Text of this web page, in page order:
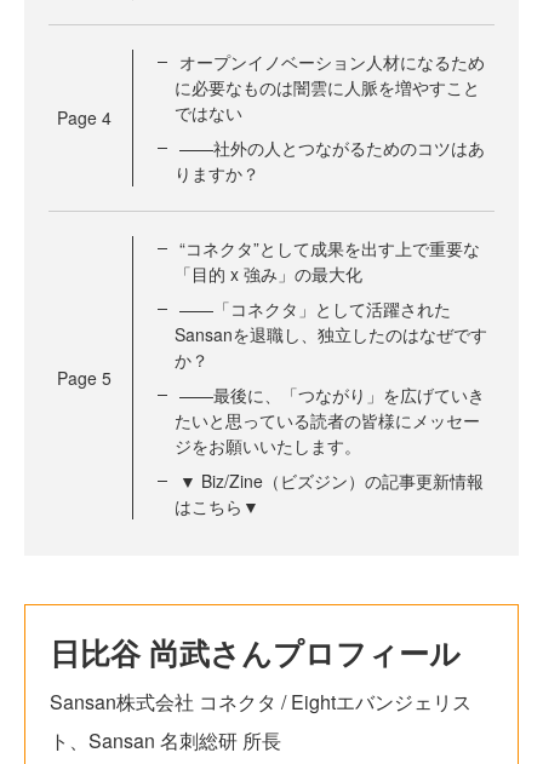
Page 4
オープンイノベーション人材になるため
に必要なものは闇雲に人脈を増やすこと
ではない
——社外の人とつながるためのコツはあ
りますか？
Page 5
“コネクタ”として成果を出す上で重要な
「目的 x 強み」の最大化
——「コネクタ」として活躍された
Sansanを退職し、独立したのはなぜです
か？
——最後に、「つながり」を広げていき
たいと思っている読者の皆様にメッセー
ジをお願いいたします。
▼ Biz/Zine（ビズジン）の記事更新情報
はこちら▼
日比谷 尚武さんプロフィール
Sansan株式会社 コネクタ / Eightエバンジェリス
ト、Sansan 名刺総研 所長